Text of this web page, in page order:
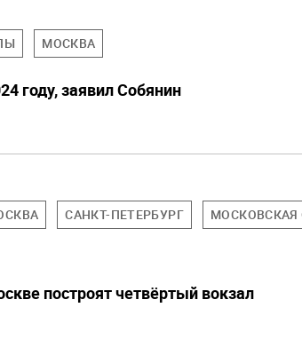
МОСКВА
году, заявил Собянин
САНКТ-ПЕТЕРБУРГ
МОСКОВСКАЯ
построят четвёртый вокзал